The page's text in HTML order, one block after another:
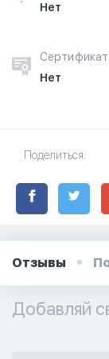
Нет
Сертификат
Нет
Поделиться:
Отзывы
Добавляй